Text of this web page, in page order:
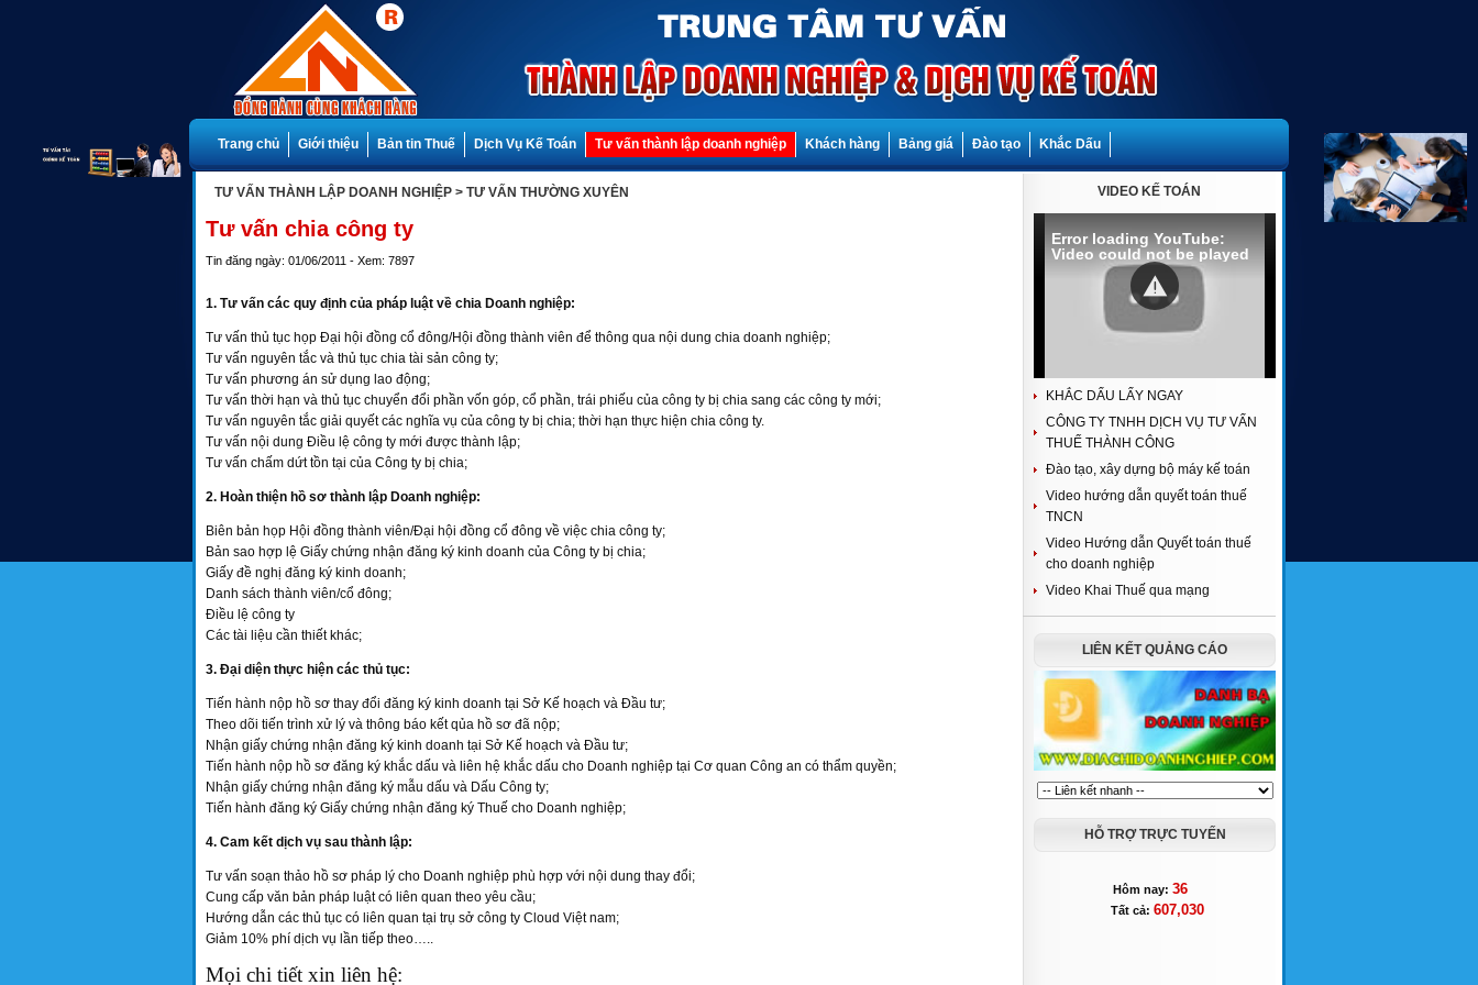
Trang chủ Giới thiệu Bản tin Thuế Dịch Vụ Kế Toán Tư vấn thành lập doanh nghiệp Khách hàng Bảng giá Đào tạo Khắc Dấu
TƯ VẤN THÀNH LẬP DOANH NGHIỆP > TƯ VẤN THƯỜNG XUYÊN
Tư vấn chia công ty
Tin đăng ngày: 01/06/2011 - Xem: 7897
1. Tư vấn các quy định của pháp luật về chia Doanh nghiệp:
Tư vấn thủ tục họp Đại hội đồng cổ đông/Hội đồng thành viên để thông qua nội dung chia doanh nghiệp;
Tư vấn nguyên tắc và thủ tục chia tài sản công ty;
Tư vấn phương án sử dụng lao động;
Tư vấn thời hạn và thủ tục chuyển đổi phần vốn góp, cổ phần, trái phiếu của công ty bị chia sang các công ty mới;
Tư vấn nguyên tắc giải quyết các nghĩa vụ của công ty bị chia; thời hạn thực hiện chia công ty.
Tư vấn nội dung Điều lệ công ty mới được thành lập;
Tư vấn chấm dứt tồn tại của Công ty bị chia;
2. Hoàn thiện hồ sơ thành lập Doanh nghiệp:
Biên bản họp Hội đồng thành viên/Đại hội đồng cổ đông về việc chia công ty;
Bản sao hợp lệ Giấy chứng nhận đăng ký kinh doanh của Công ty bị chia;
Giấy đề nghị đăng ký kinh doanh;
Danh sách thành viên/cổ đông;
Điều lệ công ty
Các tài liệu cần thiết khác;
3. Đại diện thực hiện các thủ tục:
Tiến hành nộp hồ sơ thay đổi đăng ký kinh doanh tại Sở Kế hoạch và Đầu tư;
Theo dõi tiến trình xử lý và thông báo kết qủa hồ sơ đã nộp;
Nhận giấy chứng nhận đăng ký kinh doanh tại Sở Kế hoạch và Đầu tư;
Tiến hành nộp hồ sơ đăng ký khắc dấu và liên hệ khắc dấu cho Doanh nghiệp tại Cơ quan Công an có thẩm quyền;
Nhận giấy chứng nhận đăng ký mẫu dấu và Dấu Công ty;
Tiến hành đăng ký Giấy chứng nhận đăng ký Thuế cho Doanh nghiệp;
4. Cam kết dịch vụ sau thành lập:
Tư vấn soạn thảo hồ sơ pháp lý cho Doanh nghiệp phù hợp với nội dung thay đổi;
Cung cấp văn bản pháp luật có liên quan theo yêu cầu;
Hướng dẫn các thủ tục có liên quan tại trụ sở công ty Cloud Việt nam;
Giảm 10% phí dịch vụ lần tiếp theo…..
Mọi chi tiết xin liên hệ:
VIDEO KẾ TOÁN
Error loading YouTube:
Video could not be played
KHẮC DẤU LẤY NGAY
CÔNG TY TNHH DỊCH VỤ TƯ VẤN
THUẾ THÀNH CÔNG
Đào tạo, xây dựng bộ máy kế toán
Video hướng dẫn quyết toán thuế
TNCN
Video Hướng dẫn Quyết toán thuế
cho doanh nghiệp
Video Khai Thuế qua mạng
LIÊN KẾT QUẢNG CÁO
HỖ TRỢ TRỰC TUYẾN
Hôm nay: 36
Tất cả: 607,030